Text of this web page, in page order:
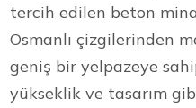
tercih edilen beton
Osmanlı çizgilerinden
geniş bir yelpazeye
yükseklik ve tasarım